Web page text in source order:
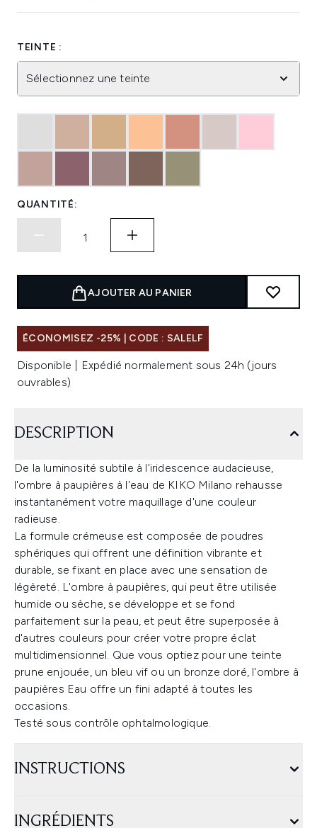
TEINTE :
Sélectionnez une teinte
QUANTITÉ:
AJOUTER AU PANIER
ÉCONOMISEZ -25% | CODE : SALELF
Disponible | Expédié normalement sous 24h (jours
ouvrables)
DESCRIPTION
De la luminosité subtile à l'iridescence audacieuse,
l'ombre à paupières à l'eau de KIKO Milano rehausse
instantanément votre maquillage d'une couleur
radieuse.
La formule crémeuse est composée de poudres
sphériques qui offrent une définition vibrante et
durable, se fixant en place avec une sensation de
légèreté. L'ombre à paupières, qui peut être utilisée
humide ou sèche, se développe et se fond
parfaitement sur la peau, et peut être superposée à
d'autres couleurs pour créer votre propre éclat
multidimensionnel. Que vous optiez pour une teinte
prune enjouée, un bleu vif ou un bronze doré, l'ombre à
paupières Eau offre un fini adapté à toutes les
occasions.
Testé sous contrôle ophtalmologique.
INSTRUCTIONS
INGRÉDIENTS